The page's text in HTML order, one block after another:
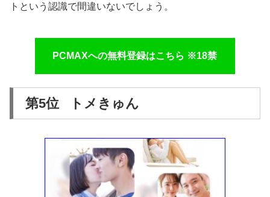
トという認識で間違いないでしょう。
PCMAXへの無料登録はこちら ※18禁
第5位 トメきゅん